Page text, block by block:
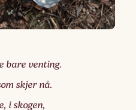
bare venting.
skjer nå.
i skogen,